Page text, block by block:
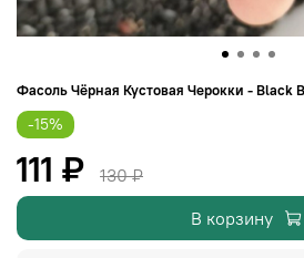
Фасоль Чёрная Кустовая Черокки - Black
-15%
111 ₽
130 ₽
В корзину